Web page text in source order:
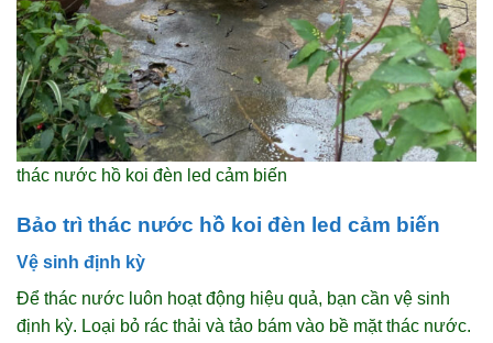
thác nước hồ koi đèn led cảm biến
Bảo trì thác nước hồ koi đèn led cảm biến
Vệ sinh định kỳ
Để thác nước luôn hoạt động hiệu quả, bạn cần vệ sinh
định kỳ. Loại bỏ rác thải và tảo bám vào bề mặt thác nước.